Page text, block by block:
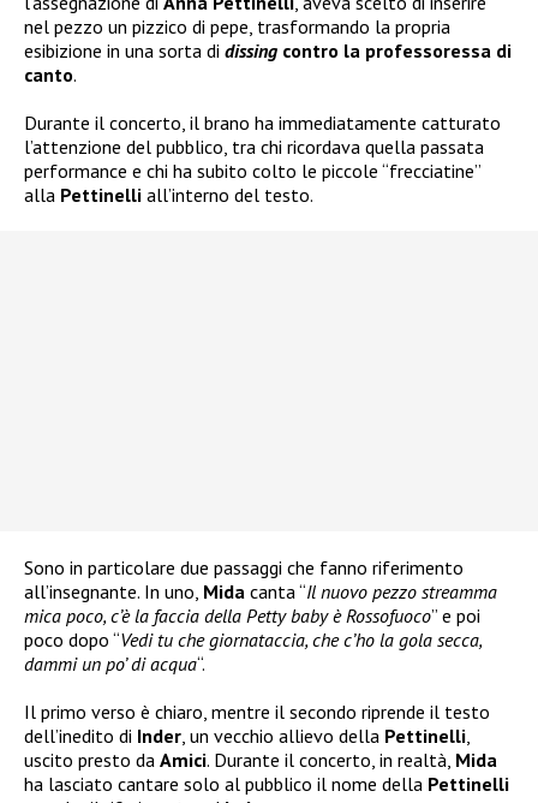
nel pezzo un pizzico di pepe, trasformando la propria
esibizione in una sorta di dissing contro la professoressa di
canto.
Durante il concerto, il brano ha immediatamente catturato
l’attenzione del pubblico, tra chi ricordava quella passata
performance e chi ha subito colto le piccole “frecciatine”
alla Pettinelli all’interno del testo.
Sono in particolare due passaggi che fanno riferimento
all’insegnante. In uno, Mida canta “Il nuovo pezzo streamma
mica poco, c’è la faccia della Petty baby è Rossofuoco” e poi
poco dopo “Vedi tu che giornataccia, che c’ho la gola secca,
dammi un po’ di acqua“.
Il primo verso è chiaro, mentre il secondo riprende il testo
dell’inedito di Inder , un vecchio allievo della Pettinelli
uscito presto da Amici. Durante il concerto, in realtà, Mida
ha lasciato cantare solo al pubblico il nome della Pettinelli